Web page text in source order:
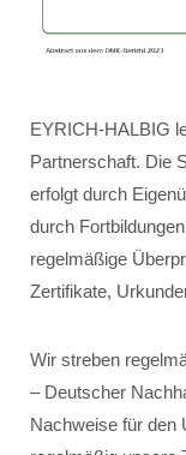
EYRICH-HALBIG
Partnerschaft. Die
erfolgt durch
durch
regelmäßige
Zertifikate,
Wir streben
– Deutscher
Nachweise für den